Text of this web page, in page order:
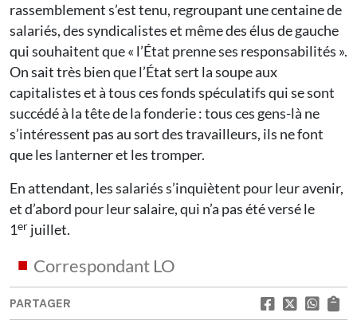
rassemblement s’est tenu, regroupant une centaine de
salariés, des syndicalistes et même des élus de gauche
qui souhaitent que « l’État prenne ses responsabilités ».
On sait très bien que l’État sert la soupe aux
capitalistes et à tous ces fonds spéculatifs qui se sont
succédé à la tête de la fonderie : tous ces gens-là ne
s’intéressent pas au sort des travailleurs, ils ne font
que les lanterner et les tromper.
En attendant, les salariés s’inquiètent pour leur avenir,
et d’abord pour leur salaire, qui n’a pas été versé le
1er juillet.
Correspondant LO
PARTAGER